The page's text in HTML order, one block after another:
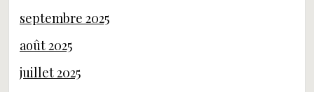
septembre 2025
août 2025
juillet 2025